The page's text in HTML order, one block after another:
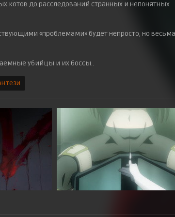
котов до расследований странных и непонятных
«проблемами» будет непросто, но весьма
убийцы и их боссы..